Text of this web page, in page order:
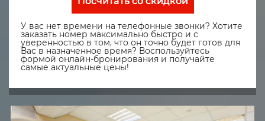
У вас нет времени на телефонные звонки? Хотите
заказать номер максимально быстро и с
уверенностью в том, что он точно будет готов для
Вас в назначенное время? Воспользуйтесь
формой онлайн-бронирования и получайте
самые актуальные цены!